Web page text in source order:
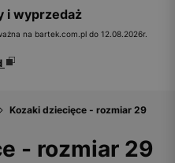
i wyprzedaż
na bartek.com.pl do 12.08.2026r.
Kozaki dziecięce - rozmiar 29
- rozmiar 29